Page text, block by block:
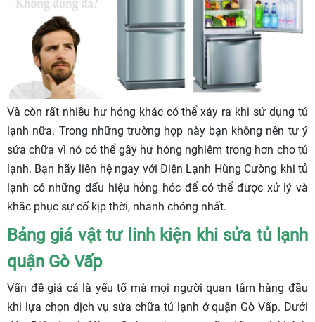
Và còn rất nhiều hư hỏng khác có thể xảy ra khi sử dụng tủ
lạnh nữa. Trong những trường hợp này bạn không nên tự ý
sửa chữa vì nó có thể gây hư hỏng nghiêm trọng hơn cho tủ
lạnh. Bạn hãy liên hệ ngay với Điện Lạnh Hùng Cường khi tủ
lạnh có những dấu hiệu hỏng hóc để có thể được xử lý và
khắc phục sự cố kịp thời, nhanh chóng nhất.
Bảng giá vật tư linh kiện khi sửa tủ lạnh
quận Gò Vấp
Vấn đề giá cả là yếu tố mà mọi người quan tâm hàng đầu
khi lựa chọn dịch vụ sửa chữa tủ lạnh ở quận Gò Vấp. Dưới